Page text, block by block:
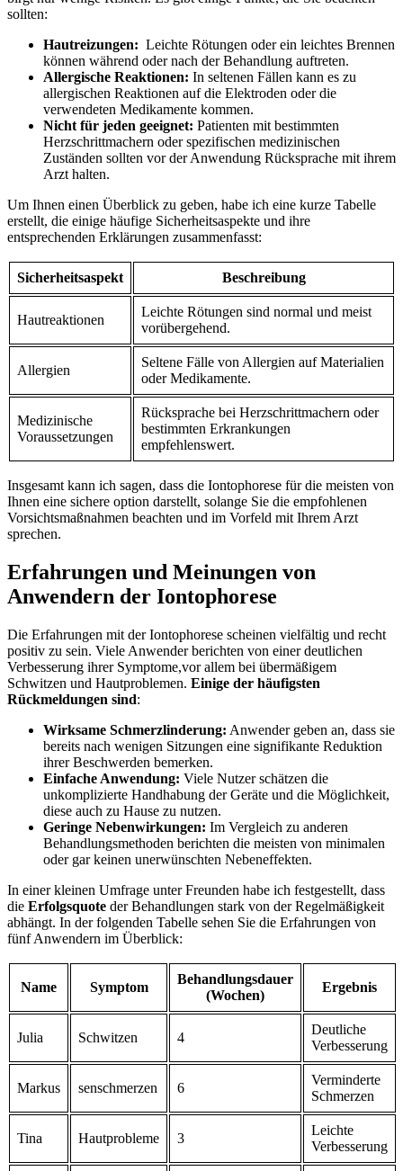
sollten:
Hautreizungen: ⁤ Leichte Rötungen ⁤oder ein leichtes Brennen​
können während oder nach ​der Behandlung auftreten.
Allergische Reaktionen: In seltenen Fällen kann es zu
allergischen Reaktionen auf die⁣ Elektroden oder die
verwendeten⁢ Medikamente ‌kommen.
Nicht ⁣für‌ jeden geeignet: Patienten mit bestimmten
Herzschrittmachern​ oder spezifischen ⁤medizinischen
‌Zuständen sollten vor der Anwendung Rücksprache mit ihrem
Arzt halten.
Um‍ Ihnen einen ⁣Überblick zu​ geben, habe ich eine kurze Tabelle
erstellt, die einige häufige⁣ Sicherheitsaspekte und ihre
⁣entsprechenden Erklärungen zusammenfasst:
Sicherheitsaspekt Beschreibung
Hautreaktionen
Leichte Rötungen ⁣sind‌ normal⁣ und meist
vorübergehend.
Allergien
Seltene Fälle von Allergien auf Materialien
oder Medikamente.
Medizinische
Voraussetzungen
Rücksprache bei Herzschrittmachern oder
bestimmten Erkrankungen
empfehlenswert.
Insgesamt kann ich ⁢sagen, dass die Iontophorese für ‍die meisten von
Ihnen ‍eine sichere option darstellt,‌ solange Sie⁣ die empfohlenen
Vorsichtsmaßnahmen beachten und‌ im Vorfeld mit Ihrem Arzt
⁢sprechen.
Erfahrungen und Meinungen von
Anwendern der Iontophorese
Die Erfahrungen mit⁢ der⁢ Iontophorese ​scheinen vielfältig und recht
positiv zu sein. ⁣Viele Anwender‍ berichten von⁢ einer deutlichen
Verbesserung ihrer‍ Symptome,vor ‍allem bei ‍übermäßigem
Schwitzen ‍und Hautproblemen. Einige der ⁢häufigsten
Rückmeldungen sind:
Wirksame ⁢Schmerzlinderung: Anwender geben an, dass sie
bereits nach​ wenigen Sitzungen eine ‌signifikante ‍Reduktion
ihrer Beschwerden bemerken.
Einfache Anwendung: Viele Nutzer schätzen die
⁤unkomplizierte Handhabung der Geräte und ⁣die Möglichkeit,
diese auch zu ‌Hause zu nutzen.
Geringe ​Nebenwirkungen: Im Vergleich zu anderen
Behandlungsmethoden berichten die meisten von minimalen
⁣oder gar keinen unerwünschten Nebeneffekten.
In ‌einer kleinen Umfrage unter‌ Freunden habe ich festgestellt, dass
die Erfolgsquote der Behandlungen‌ stark ⁢von der Regelmäßigkeit
abhängt. In der folgenden Tabelle sehen Sie die Erfahrungen von
fünf Anwendern im Überblick:
Name Symptom
Behandlungsdauer‌
(Wochen)
Ergebnis
Julia Schwitzen 4
Deutliche
Verbesserung
Markus senschmerzen 6
Verminderte
Schmerzen
Tina Hautprobleme 3
Leichte
Verbesserung